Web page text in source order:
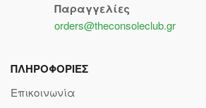
Παραγγελίες
orders@theconsoleclub.gr
ΠΛΗΡΟΦΟΡΙΕΣ
Επικοινωνία